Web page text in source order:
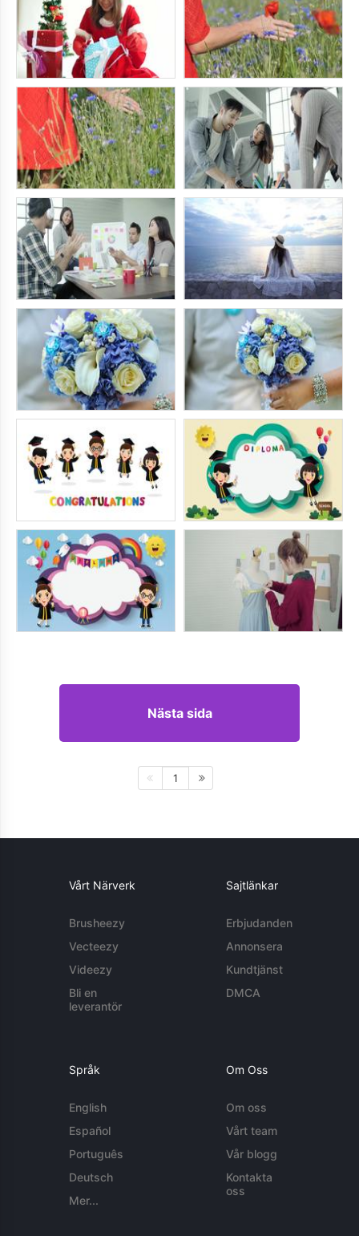
Nästa sida
1
Vårt Närverk
Brusheezy
Vecteezy
Videezy
Bli en
leverantör
Sajtlänkar
Erbjudanden
Annonsera
Kundtjänst
DMCA
Språk
English
Español
Português
Deutsch
Mer...
Om Oss
Om oss
Vårt team
Vår blogg
Kontakta
oss